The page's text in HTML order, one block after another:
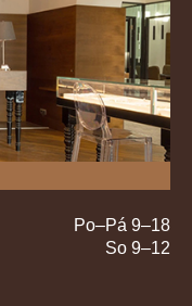
Po–Pá 9–18
So 9–12